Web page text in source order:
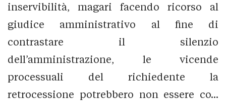
inservibilità, magari facendo ricorso al
giudice amministrativo al fine di
contrastare il silenzio
dell’amministrazione, le vicende
processuali del richiedente la
retrocessione potrebbero non essere co...